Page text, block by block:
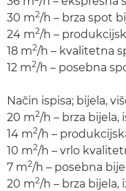
30 m2/h – brza spot
24 m2/h –
18 m2/h – kvalitetna
12 m2/h – posebna
Način ispisa; bijela,
20 m2/h – brza bijela,
14 m2/h –
10 m2/h – vrlo
7 m2/h – posebna
20 m2/h – brza bijela,